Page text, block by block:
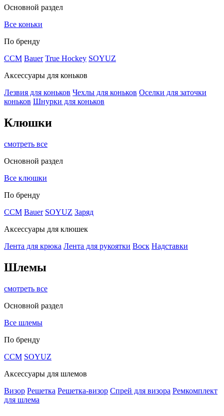
Основной раздел
Все коньки
По бренду
ССМ Bauer True Hockey SOYUZ
Аксессуары для коньков
Лезвия для коньков Чехлы для коньков Оселки для заточки
коньков Шнурки для коньков
Клюшки
смотреть все
Основной раздел
Все клюшки
По бренду
CCM Bauer SOYUZ Заряд
Аксессуары для клюшек
Лента для крюка Лента для рукоятки Воск Надставки
Шлемы
смотреть все
Основной раздел
Все шлемы
По бренду
CCM SOYUZ
Аксессуары для шлемов
Визор Решетка Решетка-визор Спрей для визора Ремкомплект
для шлема